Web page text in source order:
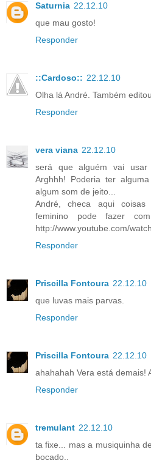
Saturnia 22.12.10
que mau gosto!
Responder
::Cardoso:: 22.12.10
Olha lá André. Também
Responder
vera viana 22.12.10
será que alguém vai usar
Arghhh! Poderia ter
algum som de jeito...
André, checa aqui
feminino pode fazer
http://www.youtube.com/
Responder
Priscilla Fontoura 22.12.10
que luvas mais parvas.
Responder
Priscilla Fontoura 22.12.10
ahahahah Vera está demais!
Responder
tremulant 22.12.10
ta fixe... mas a musiquinha
bocado..